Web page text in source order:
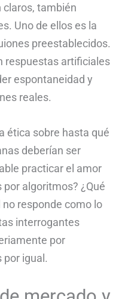
claros, también
Uno de ellos es la
preestablecidos.
respuestas artificiales
espontaneidad y
reales.
ética sobre hasta qué
deberían ser
practicar el amor
algoritmos? ¿Qué
responde como lo
interrogantes
por
por igual.